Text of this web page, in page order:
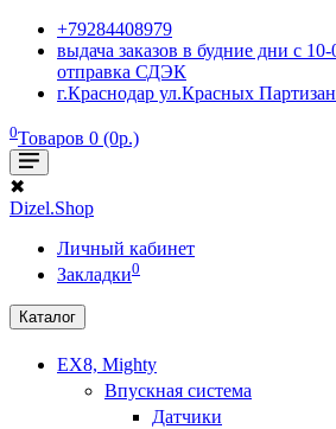
+79284408979
выдача заказов в будние дни с
отправка СДЭК
г.Краснодар ул.Красных
0Товаров 0 (0р.)
✖
Dizel.Shop
Личный кабинет
Закладки0
Каталог
EX8, Mighty
Впускная система
Датчики